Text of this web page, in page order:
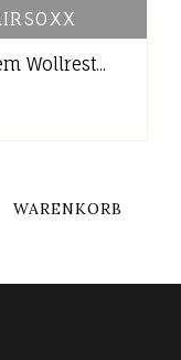
Wollrest...
WARENKORB